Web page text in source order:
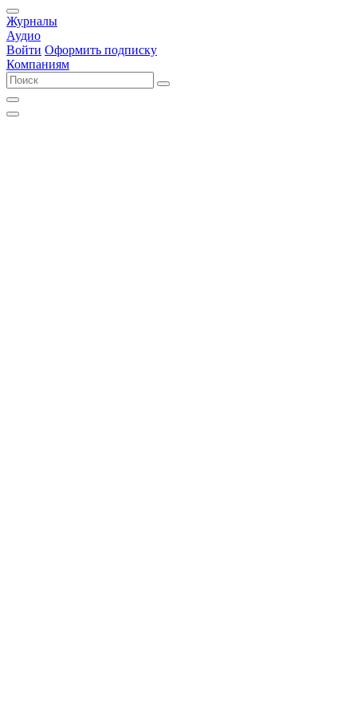
Журналы
Аудио
Войти Оформить подписку
Компаниям